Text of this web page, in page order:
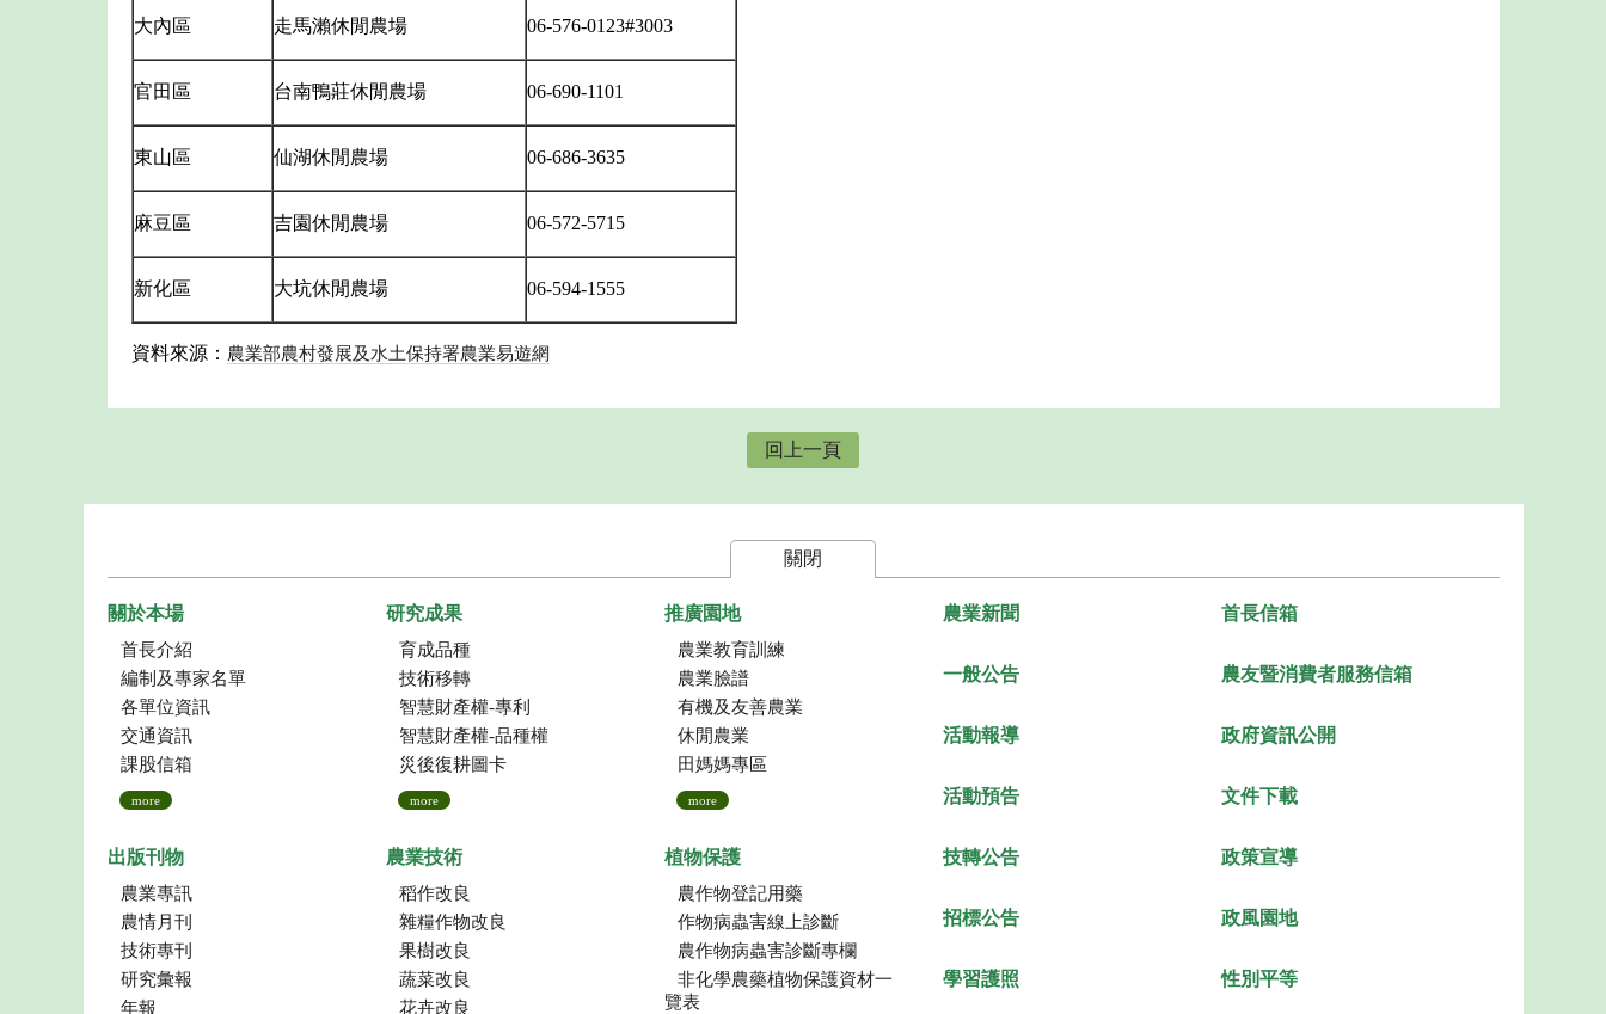
大內區 走馬瀨休閒農場 06-576-0123#3003
官田區 台南鴨莊休閒農場 06-690-1101
東山區 仙湖休閒農場 06-686-3635
麻豆區 吉園休閒農場 06-572-5715
新化區 大坑休閒農場 06-594-1555
資料來源： 農業部農村發展及水土保持署農業易遊網
回上一頁
關閉
關於本場
首長介紹
編制及專家名單
各單位資訊
交通資訊
課股信箱
more
出版刊物
農業專訊
農情月刊
技術專刊
研究彙報
年報
研究成果
育成品種
技術移轉
智慧財產權-專利
智慧財產權-品種權
災後復耕圖卡
more
農業技術
稻作改良
雜糧作物改良
果樹改良
蔬菜改良
花卉改良
推廣園地
農業教育訓練
農業臉譜
有機及友善農業
休閒農業
田媽媽專區
more
植物保護
農作物登記用藥
作物病蟲害線上診斷
農作物病蟲害診斷專欄
非化學農藥植物保護資材一
覽表
農業新聞
一般公告
活動報導
活動預告
技轉公告
招標公告
學習護照
首長信箱
農友暨消費者服務信箱
政府資訊公開
文件下載
政策宣導
政風園地
性別平等